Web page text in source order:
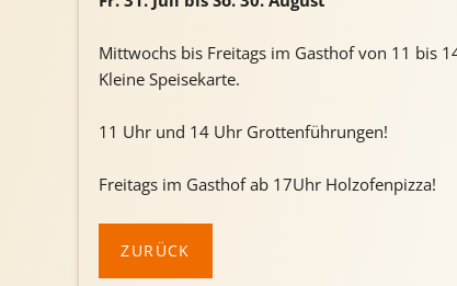
Mittwochs bis Freitags im Gasthof von 11 bis
Kleine Speisekarte.
11 Uhr und 14 Uhr Grottenführungen!
Freitags im Gasthof ab 17Uhr Holzofenpizza!
ZURÜCK